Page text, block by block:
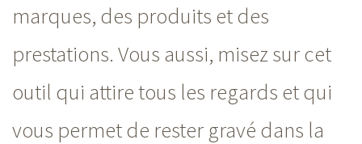
marques, des produits et des
prestations. Vous aussi, misez sur cet
outil qui attire tous les regards et qui
vous permet de rester gravé dans la